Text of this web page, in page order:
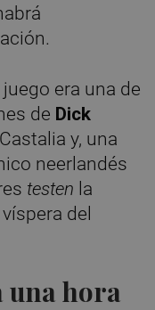
era una de
de Dick
y, una
neerlandés
testen la
del
una hora